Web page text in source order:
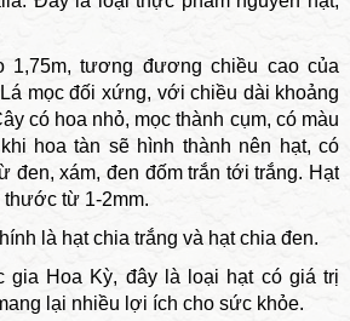
1,75m, tương đương chiều cao của
mọc đối xứng, với chiều dài khoảng
có hoa nhỏ, mọc thành cụm, có màu
hoa tàn sẽ hình thành nên hạt, có
đen, xám, đen đốm trắn tới trắng. Hạt
thước từ 1-2mm.
là hạt chia trắng và hạt chia đen.
gia Hoa Kỳ, đây là loại hạt có giá trị
lại nhiều lợi ích cho sức khỏe.